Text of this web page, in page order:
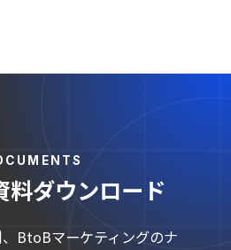
料ダウンロード
BtoBマーケティングのナ